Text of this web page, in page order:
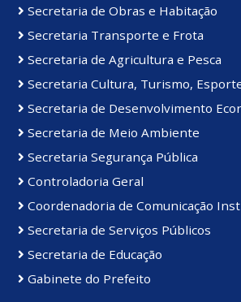
Secretaria de Obras e Habitação
Secretaria Transporte e Frota
Secretaria de Agricultura e Pesca
Secretaria Cultura, Turismo,
Secretaria de Desenvolvimento
Secretaria de Meio Ambiente
Secretaria Segurança Pública
Controladoria Geral
Coordenadoria de Comunicação
Secretaria de Serviços Públicos
Secretaria de Educação
Gabinete do Prefeito